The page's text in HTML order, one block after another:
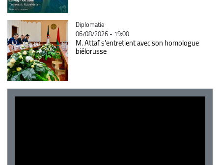
Catégorie
Diplomatie
06/08/2026 - 19:00
M. Attaf s'entretient avec son homologue
biélorusse